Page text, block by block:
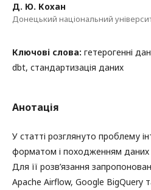
Д. Ю. Кохан
Донецький національний
Ключові слова: гетерогенні
dbt, стандартизація даних
Анотація
У статті розглянуто проблему
форматом і походженням
Для її розв’язання
Apache Airflow, Google BigQuery